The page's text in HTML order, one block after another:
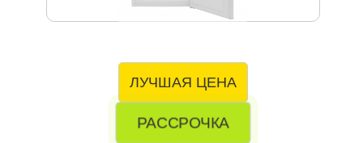
ЛУЧШАЯ ЦЕНА
РАССРОЧКА